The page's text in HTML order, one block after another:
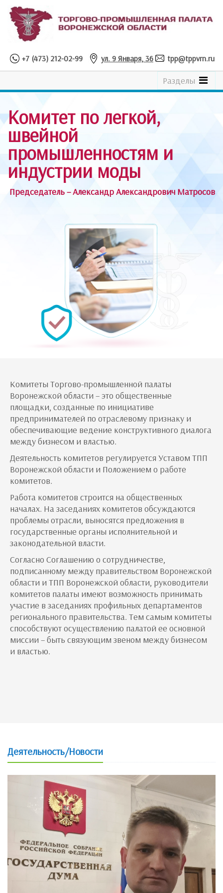
+7 (473) 212-02-99 ул. 9 Января, 36 tpp@tppvrn.ru
See
the
Разделы
Комитет по легкой,
швейной
промышленностям и
индустрии моды
Председатель – Александр Александрович Матросов
Комитеты Торгово-промышленной палаты
Воронежской области – это общественные
площадки, созданные по инициативе
предпринимателей по отраслевому признаку и
обеспечивающие ведение конструктивного диалога
между бизнесом и властью.
Деятельность комитетов регулируется Уставом ТПП
Воронежской области и Положением о работе
комитетов.
Работа комитетов строится на общественных
началах. На заседаниях комитетов обсуждаются
проблемы отрасли, выносятся предложения в
государственные органы исполнительной и
законодательной власти.
Согласно Соглашению о сотрудничестве,
подписанному между правительством Воронежской
области и ТПП Воронежской области, руководители
комитетов палаты имеют возможность принимать
участие в заседаниях профильных департаментов
регионального правительства. Тем самым комитеты
способствуют осуществлению палатой ее основной
миссии – быть связующим звеном между бизнесом
и властью.
Деятельность/Новости